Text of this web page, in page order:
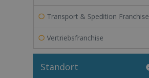
Transport & Spedition Franchise
Vertriebsfranchise
Standort